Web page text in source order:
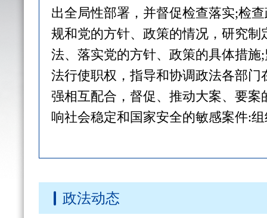
出全局性部署，并督促检查落实;检
规和党的方针、政策的情况，研究制
法、落实党的方针、政策的具体措施
法行使职权，指导和协调政法各部门
强相互配合，督促、推动大案、要案
响社会稳定和国家安全的敏感案件:
强政法队伍建设的措施
政法动态